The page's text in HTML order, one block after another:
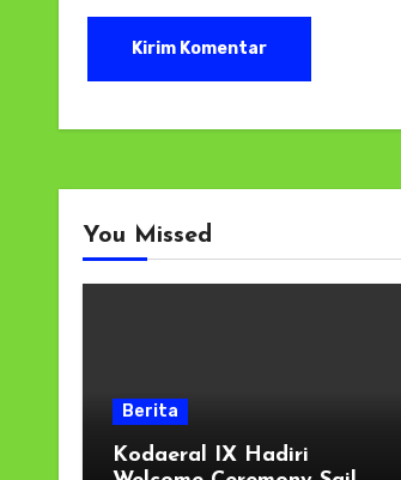
You Missed
Berita
Kodaeral IX Hadiri